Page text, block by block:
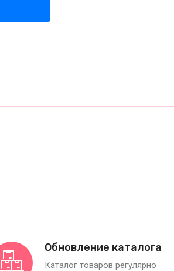
Обновление каталога
Каталог товаров регулярно